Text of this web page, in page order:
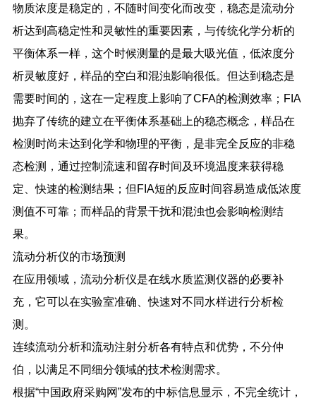
物质浓度是稳定的，不随时间变化而改变，稳态是流动分
析达到高稳定性和灵敏性的重要因素，与传统化学分析的
平衡体系一样，这个时候测量的是最大吸光值，低浓度分
析灵敏度好，样品的空白和混浊影响很低。但达到稳态是
需要时间的，这在一定程度上影响了CFA的检测效率； FIA
抛弃了传统的建立在平衡体系基础上的稳态概念，样品在
检测时尚未达到化学和物理的平衡，是非完全反应的非稳
态检测，通过控制流速和留存时间及环境温度来获得稳
定、快速的检测结果；但 FIA短的反应时间容易造成低浓度
测值不可靠；而样品的背景干扰和混浊也会影响检测结
果。
流动分析仪的市场预测
在应用领域，流动分析仪是在线水质监测仪器的必要补
充，它可以在实验室准确、快速对不同水样进行分析检
测。
连续流动分析和流动注射分析各有特点和优势，不分仲
伯，以满足不同细分领域的技术检测需求。
根据“中国政府采购网”发布的中标信息显示，不完全统计，